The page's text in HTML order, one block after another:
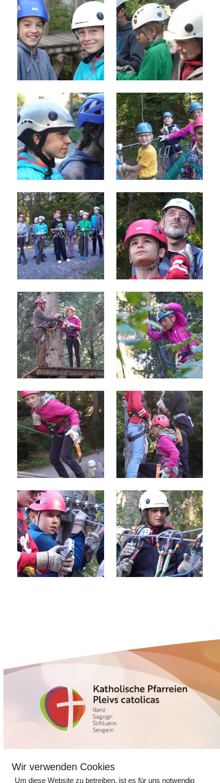
7130 Ilanz
Wir verwenden Cookies
Um diese Website zu betreiben, ist es für uns notwendig